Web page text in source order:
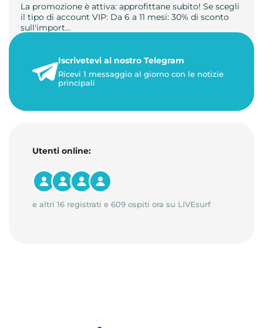
La promozione è attiva: approfittane subito! Se scegli
il tipo di account VIP: Da 6 a 11 mesi: 30% di sconto
sull'import…
1 minuto di letturaIscrivetevi al nostro Telegram
Ricevi 1 messaggio al giorno con le notizie
principali
Utenti online:
e altri 16 registrati e 609 ospiti ora su LIVEsurf